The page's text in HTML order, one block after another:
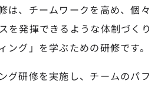
は、チームワークを高め、個々
を発揮できるような体制づくり
ング」を学ぶための研修です。
グ研修を実施し、チームのパフ